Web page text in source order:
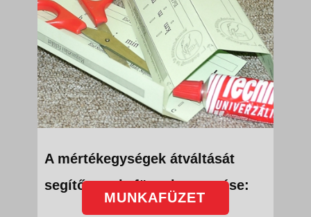
A mértékegységek átváltását
segítő munkafüzet beszerzése:
MUNKAFÜZET